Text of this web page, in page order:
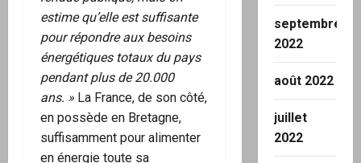
estime qu’elle est suffisante
pour répondre aux besoins
énergétiques totaux du pays
pendant plus de 20.000
ans. » La France, de son côté,
en possède en Bretagne,
suffisamment pour alimenter
en énergie toute sa
septembre
2022
août 2022
juillet
2022